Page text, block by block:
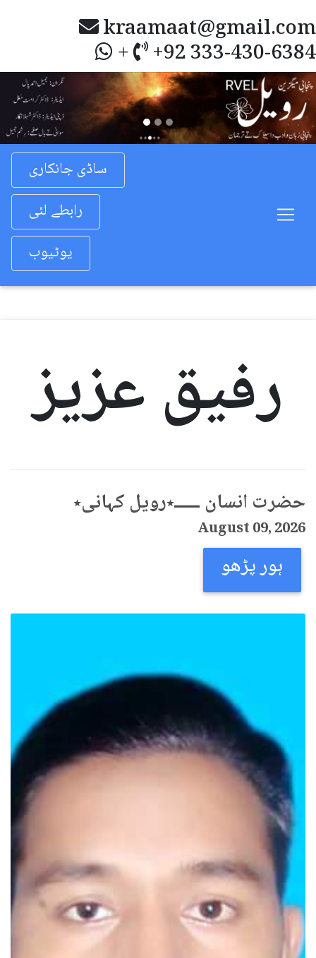
kraamaat@gmail.com
+ +92 333-430-6384
Previous
ساڈی جانکاری
رابطے لئی
یوٹیوب
رفیق عزیز
حضرت انسان ــــــ٭رویل کہانی٭
August 09, 2026
ہور پڑھو